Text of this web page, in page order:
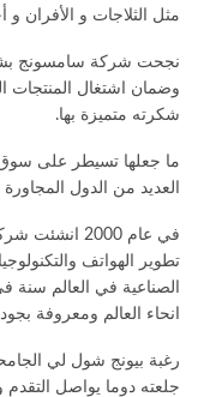
مثل الثلاجات و الأفران و
نجحت شركة سامسونج
وضمان اشتغال المنتجات
شكرته متميزة بها.
ما جعلها تسيطر على سوق
العديد من الدول
في عام
تطوير الهواتف
انحاء العالم ومعروفة
رغبة بيونج شول لي
جلعته دوما يواصل